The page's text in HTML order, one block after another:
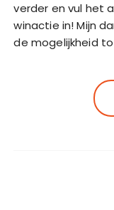
verder en vul het
winactie in! Mijn
de mogelijkheid